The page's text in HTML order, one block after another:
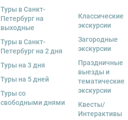
Туры в Санкт-
Петербург на
выходные
Туры в Санкт-
Петербург на 2 дня
Туры на 3 дня
Туры на 5 дней
Туры со
свободными днями
Классические
экскурсии
Загородные
экскурсии
Праздничные
выезды и
тематические
экскурсии
Квесты/
Интерактивы